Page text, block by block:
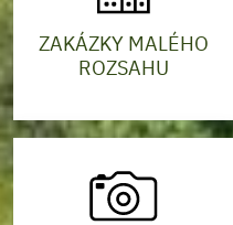
ZAKÁZKY MALÉHO
ROZSAHU